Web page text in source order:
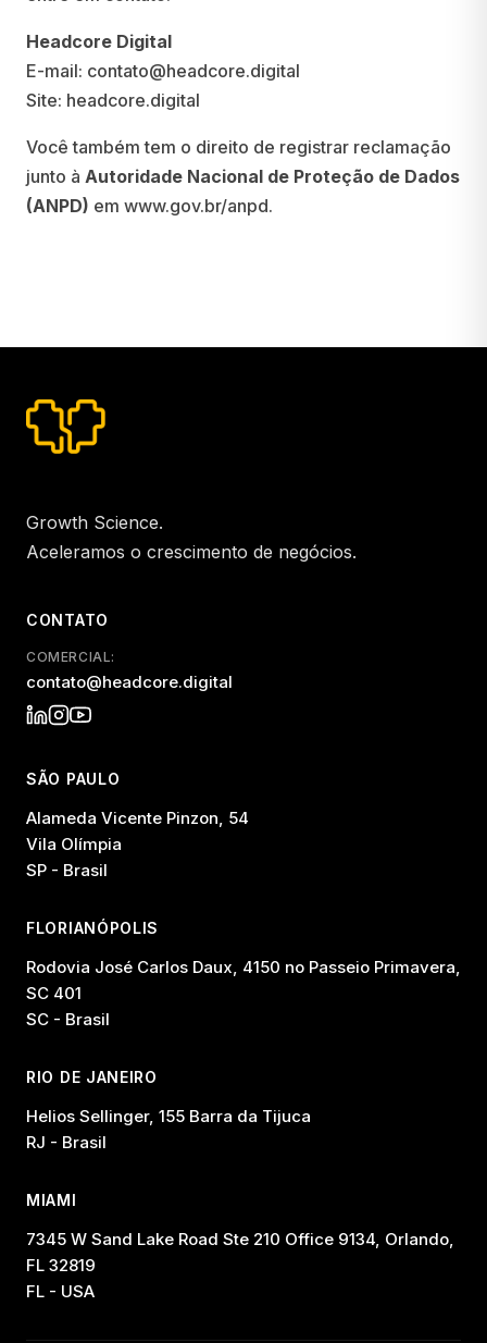
Headcore Digital
E-mail: contato@headcore.digital
Site: headcore.digital
Você também tem o direito de registrar reclamação
junto à Autoridade Nacional de Proteção de Dados
(ANPD) em www.gov.br/anpd.
Growth Science.
Aceleramos o crescimento de negócios.
CONTATO
COMERCIAL:
contato@headcore.digital
SÃO PAULO
Alameda Vicente Pinzon, 54
Vila Olímpia
SP - Brasil
FLORIANÓPOLIS
Rodovia José Carlos Daux, 4150 no Passeio Primavera,
SC 401
SC - Brasil
RIO DE JANEIRO
Helios Sellinger, 155 Barra da Tijuca
RJ - Brasil
MIAMI
7345 W Sand Lake Road Ste 210 Office 9134, Orlando,
FL 32819
FL - USA